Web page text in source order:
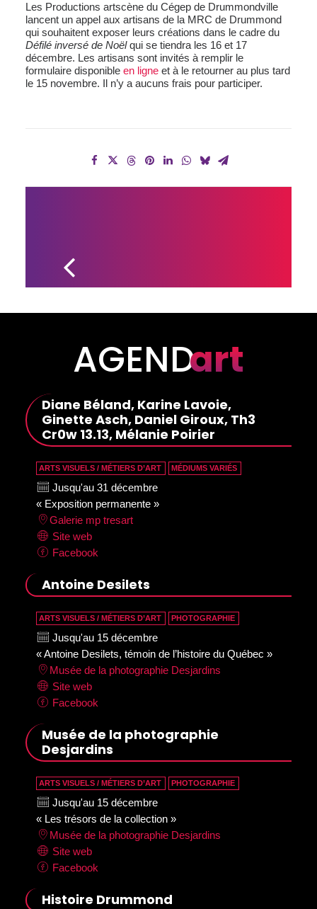
Les Productions artscène du Cégep de Drummondville
lancent un appel aux artisans de la MRC de Drummond
qui souhaitent exposer leurs créations dans le cadre du
Défilé inversé de Noëlqui se tiendra les 16 et 17
décembre. Les artisans sont invités à remplir le
formulaire disponible en ligne et à le retourner au plus tard
le 15 novembre. Il n’y a aucuns frais pour participer.
AGENDart
Diane Béland, Karine Lavoie,
Ginette Asch, Daniel Giroux, Th3
Cr0w 13.13, Mélanie Poirier
ARTS VISUELS / MÉTIERS D’ART MÉDIUMS VARIÉS
Jusqu'au 31 décembre
« Exposition permanente »
Galerie mp tresart
Site web
Facebook
Antoine Desilets
ARTS VISUELS / MÉTIERS D’ART PHOTOGRAPHIE
Jusqu'au 15 décembre
« Antoine Desilets, témoin de l’histoire du Québec »
Musée de la photographie Desjardins
Site web
Facebook
Musée de la photographie
Desjardins
ARTS VISUELS / MÉTIERS D’ART PHOTOGRAPHIE
Jusqu'au 15 décembre
« Les trésors de la collection »
Musée de la photographie Desjardins
Site web
Facebook
Histoire Drummond